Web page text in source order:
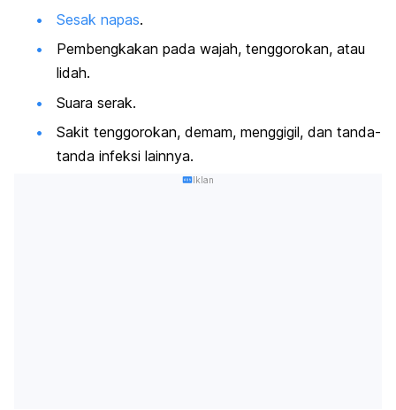
Sesak napas.
Pembengkakan pada wajah, tenggorokan, atau
lidah.
Suara serak.
Sakit tenggorokan, demam, menggigil, dan tanda-
tanda infeksi lainnya.
Iklan